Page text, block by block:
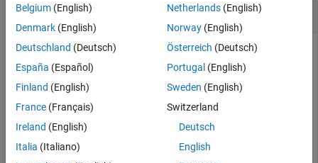
Exponential of Quaternion Array
Create a 4-by-1 quaternion array A.
A = quaternion(magic(4))
A = 4×1 quaternion array
Belgium (English)
Denmark (English)
Deutschland (Deutsch)
España (Español)
Finland (English)
France (Français)
Ireland (English)
Italia (Italiano)
Netherlands(English)
Norway(English)
Österreich (Deutsch)
Portugal (English)
Sweden (English)
Switzerland
Deutsch
English